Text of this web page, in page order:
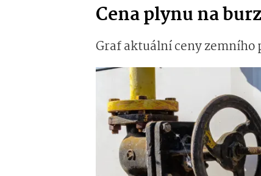
Cena plynu na
Graf aktuální ceny zemního